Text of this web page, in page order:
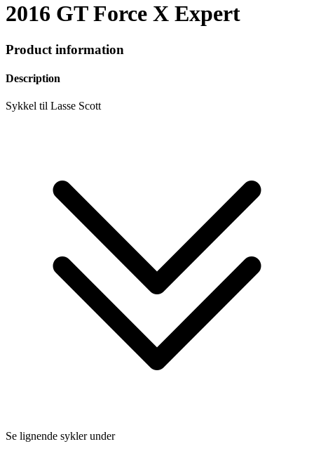
2016 GT Force X Expert
Product information
Description
Sykkel til Lasse Scott
Se lignende sykler under